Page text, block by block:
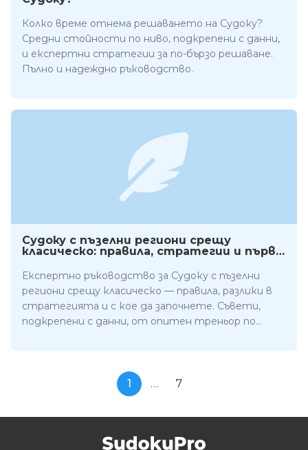
Колко време отнема решаването на Судоку?
Средни стойности по ниво, подкрепени с данни,
и експертни стратегии за по-бързо решаване.
Пълно и надеждно ръководство.
Судоку с пъзелни региони срещу
класическо: правила, стратегии и първи
Експертно ръководство за Судоку с пъзелни
региони срещу класическо — правила, разлики в
стратегията и с кое да започнете. Съвети,
подкрепени с данни, от опитен треньор по
1 … 7